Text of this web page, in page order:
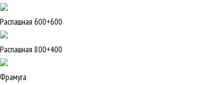
Распашная 600+600
Распашная 800+400
Фрамуга